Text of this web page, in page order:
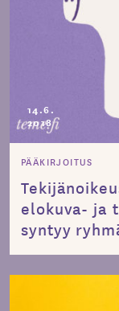
14.6.
2018
PÄÄKIRJOITUS
elokuva- ja
syntyy